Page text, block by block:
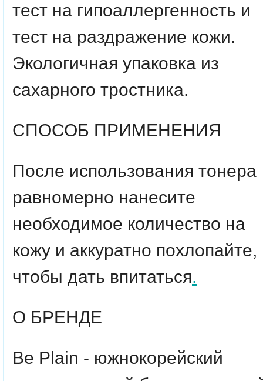
тест на гипоаллергенность и
тест на раздражение кожи.
Экологичная упаковка из
сахарного тростника.
СПОСОБ ПРИМЕНЕНИЯ
После использования тонера
равномерно нанесите
необходимое количество на
кожу и аккуратно похлопайте,
чтобы дать впитаться.
О БРЕНДЕ
Be Plain - южнокорейский